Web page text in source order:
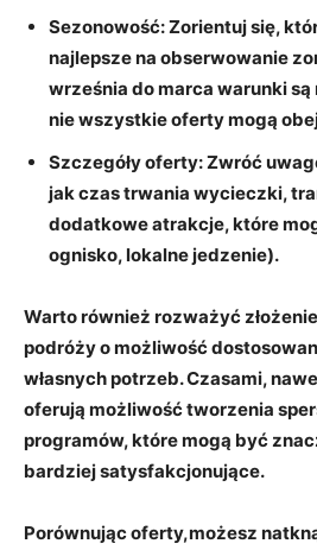
Sezonowość:Zorientuj się,
najlepsze na obserwowanie
września do marca warunki
nie wszystkie oferty mogą
Szczegóły oferty:Zwróć
jak czas trwania wycieczki,
dodatkowe atrakcje, które
ognisko, lokalne jedzenie).
Warto również rozważyć
podróży o możliwość
własnych potrzeb. Czasami,
oferują możliwość tworzenia
programów, które mogą być
bardziej satysfakcjonujące.
Porównując oferty,możesz